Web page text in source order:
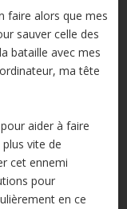
faire alors que mes
sauver celle des
bataille avec mes
ma tête
aider à faire
vite de
cet ennemi
pour
en ce